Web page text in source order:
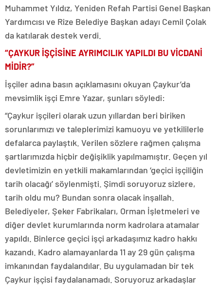
Muhammet Yıldız, Yeniden Refah Partisi Genel Başkan
Yardımcısı ve Rize Belediye Başkan adayı Cemil Çolak
da katılarak destek verdi.
“ÇAYKUR İŞÇİSİNE AYRIMCILIK YAPILDI BU VİCDANİ
MİDİR?”
İşçiler adına basın açıklamasını okuyan Çaykur’da
mevsimlik işçi Emre Yazar, şunları söyledi:
“Çaykur işçileri olarak uzun yıllardan beri biriken
sorunlarımızı ve taleplerimizi kamuoyu ve yetkililerle
defalarca paylaştık. Verilen sözlere rağmen çalışma
şartlarımızda hiçbir değişiklik yapılmamıştır. Geçen yıl
devletimizin en yetkili makamlarından ‘geçici işçiliğin
tarih olacağı’ söylenmişti. Şimdi soruyoruz sizlere,
tarih oldu mu? Bundan sonra olacak inşallah.
Belediyeler, Şeker Fabrikaları, Orman İşletmeleri ve
diğer devlet kurumlarında norm kadrolara atamalar
yapıldı. Binlerce geçici işçi arkadaşımız kadro hakkı
kazandı. Kadro alamayanlarda 11 ay 29 gün çalışma
imkanından faydalandılar. Bu uygulamadan bir tek
Çaykur işçisi faydalanamadı. Soruyoruz arkadaşlar